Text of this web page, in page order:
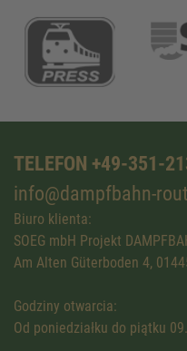
TELEFON +49-351-
info@dampfbahn-
Biuro klienta:
SOEG mbH Projekt
Am Alten Güterboden 4,
Godziny otwarcia:
Od poniedziałku do piątku